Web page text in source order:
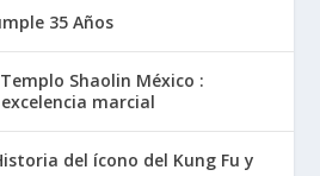
35 Años
Shaolin México :
marcial
del ícono del Kung Fu y